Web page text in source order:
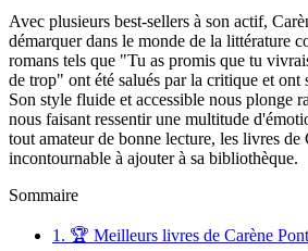
Avec plusieurs best-sellers à son actif,
démarquer dans le monde de la littérature
romans tels que "Tu as promis que tu
de trop" ont été salués par la critique et ont
Son style fluide et accessible nous plonge
nous faisant ressentir une multitude
tout amateur de bonne lecture, les livres de
incontournable à ajouter à sa bibliothèque.
Sommaire
1. 🏆 Meilleurs livres de Carène